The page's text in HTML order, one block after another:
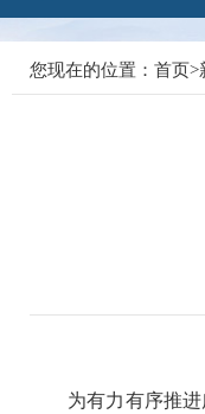
您现在的位置： 首页>
为有力有序推进广